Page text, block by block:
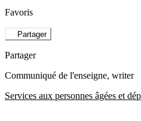
Favoris
Partager
Partager
Communiqué de l'enseigne, writer
Services aux personnes âgées et